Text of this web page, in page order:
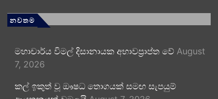
නවතම
මහාචාර්ය විමල් දිසානායක අභාවප්‍රාප්ත වේ August
7, 2026
කල් ඉකුත් වූ ඖෂධ තොගයක් සමඟ සැපයුම්